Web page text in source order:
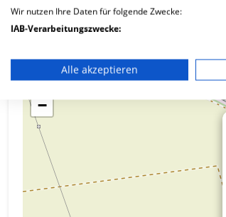
Karte
+
−
Wir nutzen Ihre Daten für folgende Zwecke:
IAB-Verarbeitungszwecke:
Verwendung reduzierter Daten zur
Erstellung von Profilen für
Verwendung von Profilen zur Auswahl
Erstellung von Profilen zur
Verwendung von Profilen zur Auswahl
Alle akzeptieren